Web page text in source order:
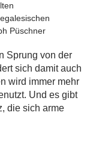
Püschner
Sprung von der
sich damit auch
wird immer mehr
Und es gibt
die sich arme